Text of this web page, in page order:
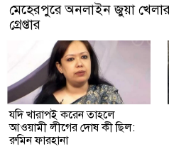
মেহেরপুরে অনলাইন জুয়া
গ্রেপ্তার
যদি খারাপই করেন তাহলে
আওয়ামী লীগের দোষ কী ছিল:
রুমিন ফারহানা